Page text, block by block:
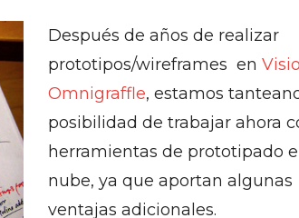
Después de años de realizar
prototipos/wireframes en Visio
Omnigraffle, estamos
posibilidad de trabajar ahora
herramientas de prototipado
nube, ya que aportan algunas
ventajas adicionales.